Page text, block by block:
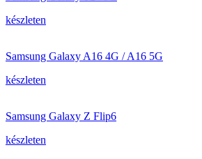
készleten
Samsung Galaxy A16 4G / A16 5G
készleten
Samsung Galaxy Z Flip6
készleten